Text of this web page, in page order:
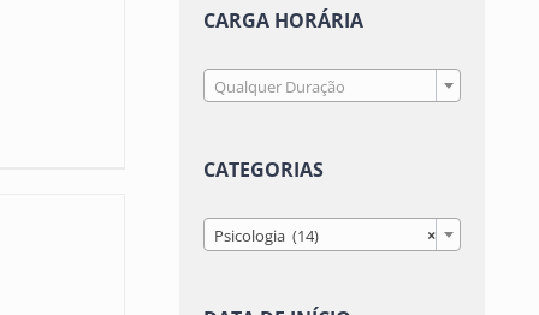
CARGA HORÁRIA
Qualquer Duração
CATEGORIAS
×
Psicologia (14)